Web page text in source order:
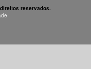
reservados.